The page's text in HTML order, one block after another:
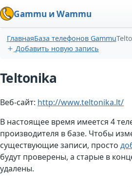
Gammu и Wammu
ГлавнаяБаза телефонов Gammu
Добавить новую запись
Teltonika
Веб-сайт: http://www.teltonika.lt/
В настоящее время имеется 4
производителя в базе. Чтобы
существующие записи, просто
будут проверены, а старые в
удалены.